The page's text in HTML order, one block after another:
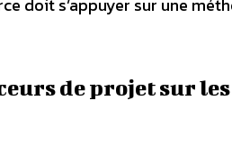
doit s’appuyer sur une
de projet sur